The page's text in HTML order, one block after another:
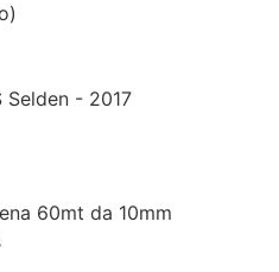
Selden - 2017
60mt da 10mm